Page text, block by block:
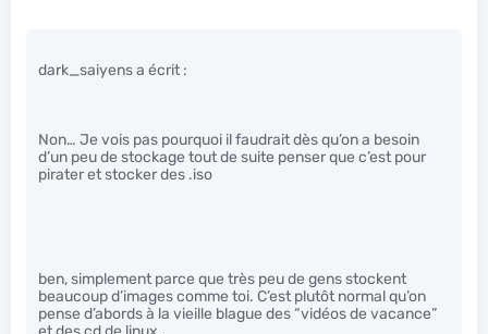
dark_saiyens a écrit :
Non… Je vois pas pourquoi il faudrait dès qu’on a besoin
d’un peu de stockage tout de suite penser que c’est pour
pirater et stocker des .iso
ben, simplement parce que très peu de gens stockent
beaucoup d’images comme toi. C’est plutôt normal qu’on
pense d’abords à la vieille blague des “vidéos de vacance”